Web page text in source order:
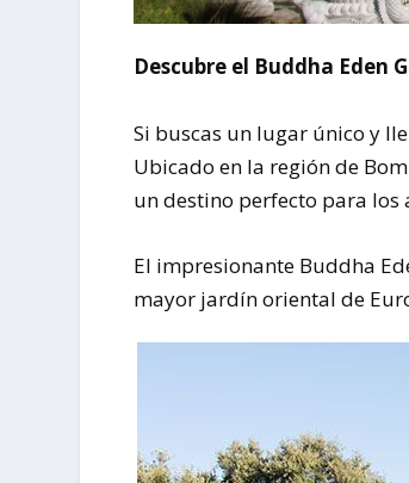
Descubre el Buddha Eden
Si buscas un lugar único y
Ubicado en la región de
un destino perfecto para
El impresionante Buddha
mayor jardín oriental de